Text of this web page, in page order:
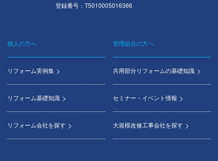
登録番号：T5010005016366
Footer
menu
個人の方へ
リフォーム実例集
リフォーム基礎知識
リフォーム会社を探す
管理組合の方へ
共用部分リフォームの基礎知識
セミナー・イベント情報
大規模改修工事会社を探す